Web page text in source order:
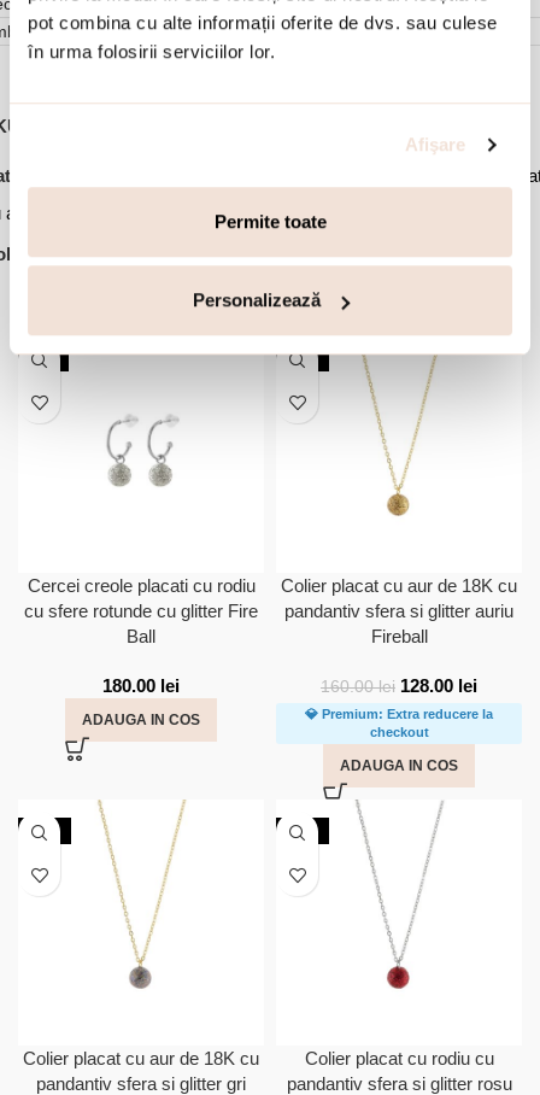
pot combina cu alte informații oferite de dvs. sau culese
în urma folosirii serviciilor lor.
Afişare
Permite toate
Personalizează
Coliere
Fireball
Accesorii din aceeasi colectie:
NOU
Cercei creole placati cu rodiu
cu sfere rotunde cu glitter Fire
Ball
180.00 lei
ADAUGA IN COS
-20%
Colier placat cu aur de 18K cu
pandantiv sfera si glitter auriu
Fireball
160.00lei 128.00 lei
💎 Premium: Extra reducere la
checkout
ADAUGA IN COS
-20%
Colier placat cu aur de 18K cu
pandantiv sfera si glitter gri
-20%
Colier placat cu rodiu cu
pandantiv sfera si glitter rosu